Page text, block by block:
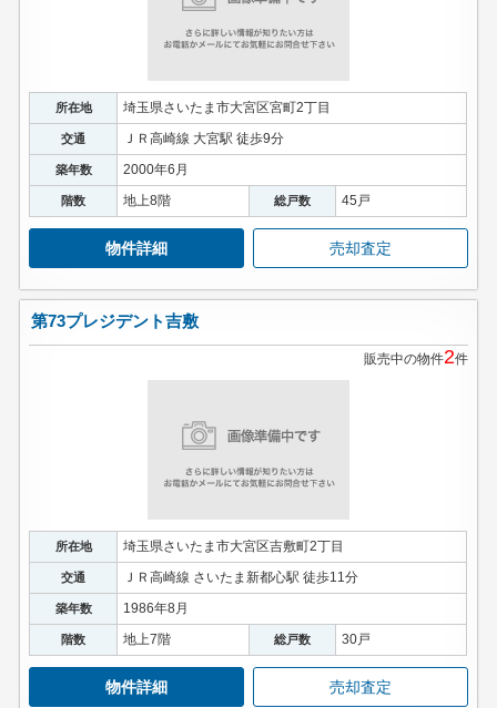
所在地 埼玉県さいたま市大宮区宮町2丁目
交通 ＪＲ高崎線 大宮駅 徒歩9分
築年数 2000年6月
階数 地上8階 総戸数 45戸
物件詳細 売却査定
第73プレジデント吉敷
販売中の物件2件
所在地 埼玉県さいたま市大宮区吉敷町2丁目
交通 ＪＲ高崎線 さいたま新都心駅 徒歩11分
築年数 1986年8月
階数 地上7階 総戸数 30戸
物件詳細 売却査定